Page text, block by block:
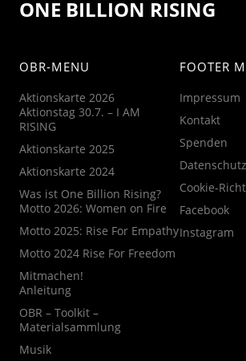
ONE BILLION RISING
OBR-MENU
Aktionskarte 2026
Aktionstag 30.7. – I AM
RISING
Aktionskarte 2025
Aktionskarte 2024
Was ist One Billion Rising?
Motto 2026: Women on Fire
Motto 2025: Rise For Empathy
Motto 2024 Rise For Freedom
Mitmachen!
Anleitung
OBR – Toolkit –
Materialsammlung
Musik
FOOTER
Impressum
Kontakt
Spenden
Cookie-
Facebook
Instagram